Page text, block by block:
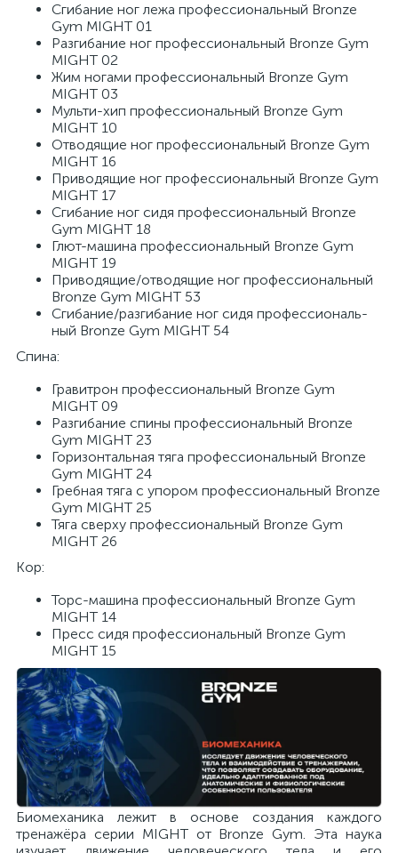
Сги­ба­ние ног лежа про­фес­си­о­наль­ный Bronze
Gym MIGHT 01
Раз­ги­ба­ние ног про­фес­си­о­наль­ный Bronze Gym
MIGHT 02
Жим но­га­ми про­фес­си­о­наль­ный Bronze Gym
MIGHT 03
Муль­ти-хип про­фес­си­о­наль­ный Bronze Gym
MIGHT 10
От­во­дя­щие ног про­фес­си­о­наль­ный Bronze Gym
MIGHT 16
При­во­дя­щие ног про­фес­си­о­наль­ный Bronze Gym
MIGHT 17
Сги­ба­ние ног сидя про­фес­си­о­наль­ный Bronze
Gym MIGHT 18
Глют-ма­ши­на про­фес­си­о­наль­ный Bronze Gym
MIGHT 19
При­во­дя­щие/​от­во­дя­щие ног про­фес­си­о­наль­ный
Bronze Gym MIGHT 53
Сги­ба­ние/​раз­ги­ба­ние ног сидя про­фес­си­о­наль­
ный Bronze Gym MIGHT 54
Спина:
Гра­вит­рон про­фес­си­о­наль­ный Bronze Gym
MIGHT 09
Раз­ги­ба­ние спи­ны про­фес­си­о­наль­ный Bronze
Gym MIGHT 23
Го­ри­зон­таль­ная тяга про­фес­си­о­наль­ный Bronze
Gym MIGHT 24
Греб­ная тяга с упо­ром про­фес­си­о­наль­ный Bronze
Gym MIGHT 25
Тяга свер­ху про­фес­си­о­наль­ный Bronze Gym
MIGHT 26
Кор:
Торс-ма­ши­на про­фес­си­о­наль­ный Bronze Gym
MIGHT 14
Пресс сидя про­фес­си­о­наль­ный Bronze Gym
MIGHT 15
Биомеханика лежит в основе создания каждого
тренажёра серии MIGHT от Bronze Gym. Эта наука